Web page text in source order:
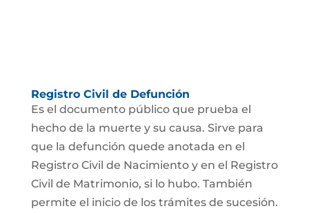
Registro Civil de Defunción
Es el documento público que prueba el
hecho de la muerte y su causa. Sirve para
que la defunción quede anotada en el
Registro Civil de Nacimiento y en el Registro
Civil de Matrimonio, si lo hubo. También
permite el inicio de los trámites de sucesión.